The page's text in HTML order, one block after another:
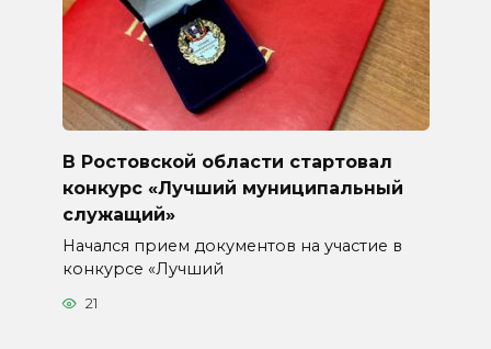
В Ростовской области стартовал
конкурс «Лучший муниципальный
служащий»
Начался прием документов на участие в
конкурсе «Лучший
21